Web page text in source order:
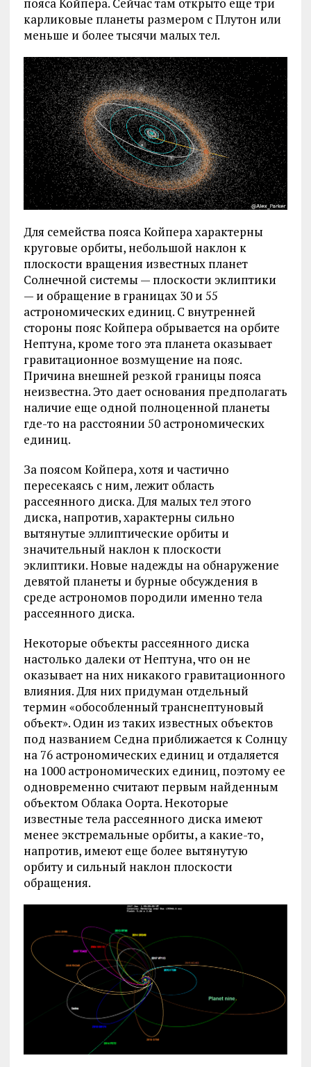
карликовые планеты размером с Плутон или
меньше и более тысячи малых тел.
Для семейства пояса Койпера характерны
круговые орбиты, небольшой наклон к
плоскости вращения известных планет
Солнечной системы — плоскости эклиптики
— и обращение в границах 30 и 55
астрономических единиц. С внутренней
стороны пояс Койпера обрывается на орбите
Нептуна, кроме того эта планета оказывает
гравитационное возмущение на пояс.
Причина внешней резкой границы пояса
неизвестна. Это дает основания предполагать
наличие еще одной полноценной планеты
где-то на расстоянии 50 астрономических
единиц.
За поясом Койпера, хотя и частично
пересекаясь с ним, лежит область
рассеянного диска. Для малых тел этого
диска, напротив, характерны сильно
вытянутые эллиптические орбиты и
значительный наклон к плоскости
эклиптики. Новые надежды на обнаружение
девятой планеты и бурные обсуждения в
среде астрономов породили именно тела
рассеянного диска.
Некоторые объекты рассеянного диска
настолько далеки от Нептуна, что он не
оказывает на них никакого гравитационного
влияния. Для них придуман отдельный
термин «обособленный транснептуновый
объект». Один из таких известных объектов
под названием Седна приближается к Солнцу
на 76 астрономических единиц и отдаляется
на 1000 астрономических единиц, поэтому ее
одновременно считают первым найденным
объектом Облака Оорта. Некоторые
известные тела рассеянного диска имеют
менее экстремальные орбиты, а какие-то,
напротив, имеют еще более вытянутую
орбиту и сильный наклон плоскости
обращения.